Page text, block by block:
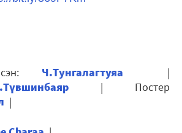
Ч.Тунгалагтуяа |
| Постер
|